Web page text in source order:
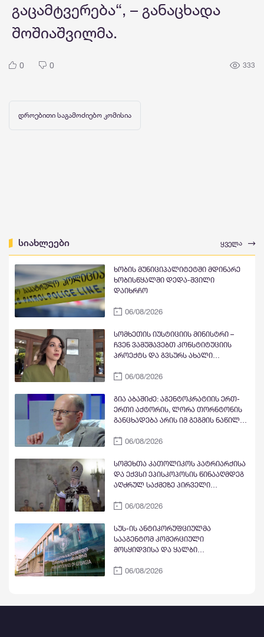
გაცამტვერება“, – განაცხადა
შოშიაშვილმა.
0 0 333
დროებითი საგამოძიებო კომისია
სიახლეები ყველა
ხობის მუნიციპალიტეტში მდინარე
ხობისწყალში დედა-შვილი
დაიხრჩო
06/08/2026
სომხეთის იუსტიციის მინისტრი –
ჩვენ ვამუშავებთ კონსტიტუციის
პროექტს და გვსურს ახალი
გვექნება თუ არა ახალი
მოსახლეობა გადაწყვეტს
06/08/2026
გია აბაშიძე: აგენტოკრატიის ერთ-
ერთი აქტორის, ლორა თორნტონის
განცხადება არის იმ გეგმის ნაწილი,
დააზიანონ საქართველოს იმიჯი,
მრავალწახნაგოვან საბოტაჟს
იძიებს სუს-ი
06/08/2026
სომეხთა კათოლიკოს პატრიარქისა
და ექვსი ეპისკოპოსის წინააღმდეგ
აღძრულ საქმეზე პირველი
გაიმართება, რომელსაც თავად
ეპისკოპოსები დაესწრებიან
06/08/2026
სუს-ის ანტიკორუფციულმა
სააგენტომ კომერციული
მოსყიდვისა და ყალბი
დამზადების ფაქტზე საქართველოს
06/08/2026